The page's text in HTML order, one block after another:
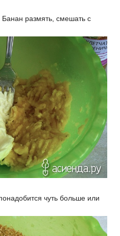
размять, смешать с
чуть больше или